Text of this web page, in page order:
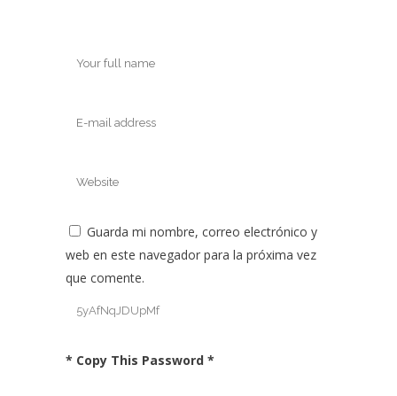
Guarda mi nombre, correo electrónico y
web en este navegador para la próxima vez
que comente.
* Copy This Password *